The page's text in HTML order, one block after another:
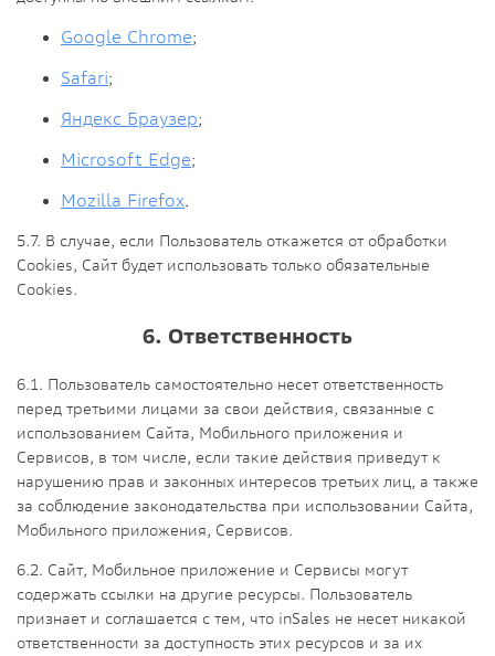
Google Chrome;
Safari;
Яндекс Браузер;
Microsoft Edge;
Mozilla Firefox.
5.7. В случае, если Пользователь откажется от обработки
Сookies, Сайт будет использовать только обязательные
Cookies.
6. Ответственность
6.1. Пользователь самостоятельно несет ответственность
перед третьими лицами за свои действия, связанные с
использованием Сайта, Мобильного приложения и
Сервисов, в том числе, если такие действия приведут к
нарушению прав и законных интересов третьих лиц, а также
за соблюдение законодательства при использовании Сайта,
Мобильного приложения, Сервисов.
6.2. Сайт, Мобильное приложение и Сервисы могут
содержать ссылки на другие ресурсы. Пользователь
признает и соглашается с тем, что inSales не несет никакой
ответственности за доступность этих ресурсов и за их